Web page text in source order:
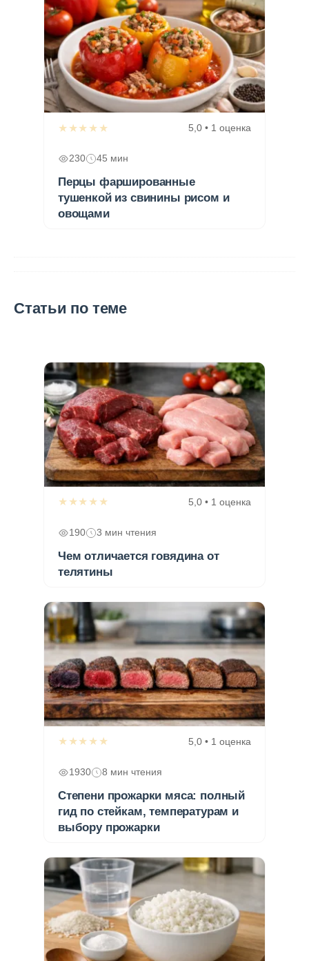
★★★★★ 5,0 • 1 оценка
230 45 мин
Перцы фаршированные
тушенкой из свинины рисом и
овощами
Статьи по теме
★★★★★ 5,0 • 1 оценка
190 3 мин чтения
Чем отличается говядина от
телятины
★★★★★ 5,0 • 1 оценка
1930 8 мин чтения
Степени прожарки мяса: полный
гид по стейкам, температурам и
выбору прожарки